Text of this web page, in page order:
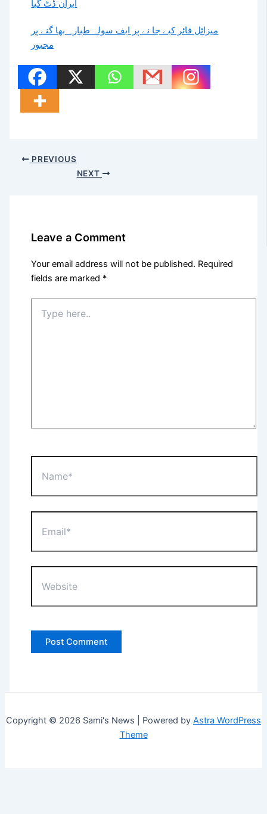
ایران ڈٹ گیا
میزائل فائر کیے جا نے پر ایف سولہ طیارہ بھا گنے پر
مجبور
PREVIOUS
NEXT
Leave a Comment
Your email address will not be published. Required
fields are marked *
here..
Copyright © 2026 Sami's News | Powered by Astra WordPress
Theme